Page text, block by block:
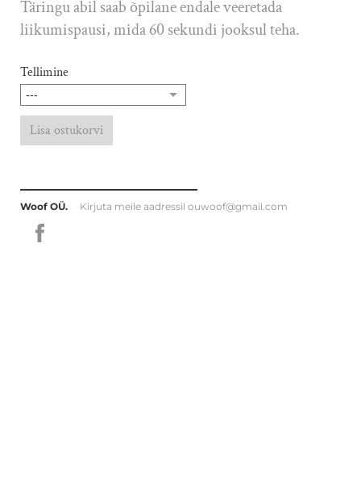
Täringu abil saab õpilane endale veeretada
liikumispausi, mida 60 sekundi jooksul teha.
Tellimine
Lisa ostukorvi
Woof OÜ. Kirjuta meile aadressil ouwoof@gmail.com